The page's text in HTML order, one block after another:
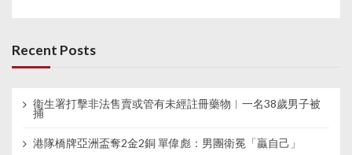
Recent Posts
衞生署打擊非法售賣或管有未經註冊藥物︱一名38歲男子被
捕
港隊橋牌亞洲盃奪2金2銅 單偉彪：男團衛冕「贏自己」